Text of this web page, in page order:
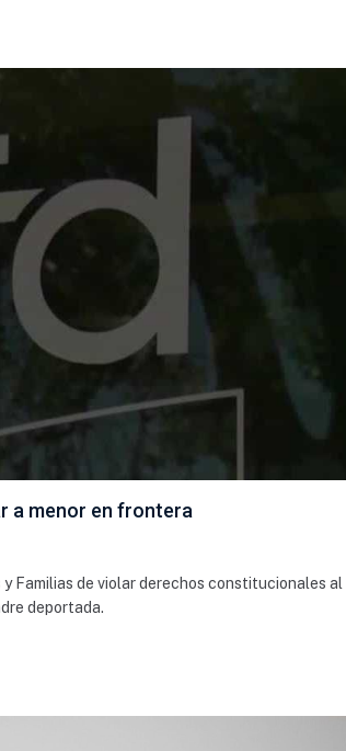
a menor en frontera
Familias de violar derechos constitucionales al
deportada.